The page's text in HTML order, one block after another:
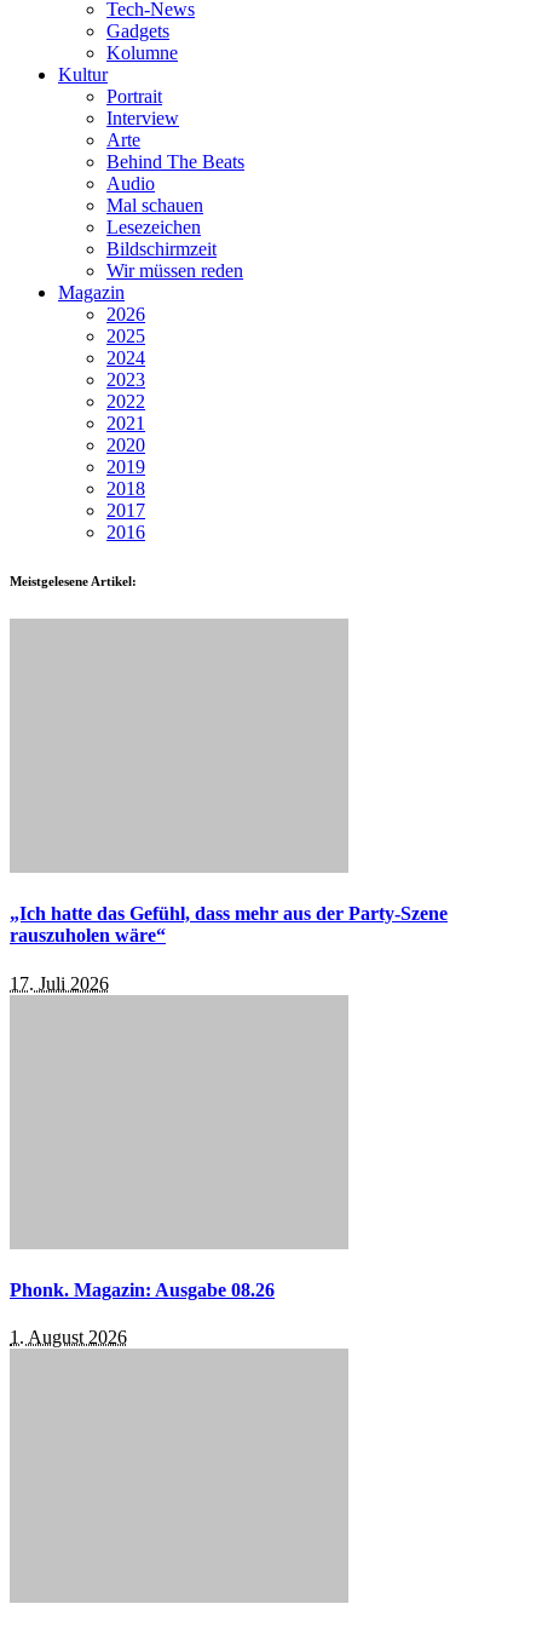
Tech-News
Gadgets
Kolumne
Kultur
Portrait
Interview
Arte
Behind The Beats
Audio
Mal schauen
Lesezeichen
Bildschirmzeit
Wir müssen reden
Magazin
2026
2025
2024
2023
2022
2021
2020
2019
2018
2017
2016
Meistgelesene Artikel:
„Ich hatte das Gefühl, dass mehr aus der Party-Szene
rauszuholen wäre“
17. Juli 2026
Phonk. Magazin: Ausgabe 08.26
1. August 2026